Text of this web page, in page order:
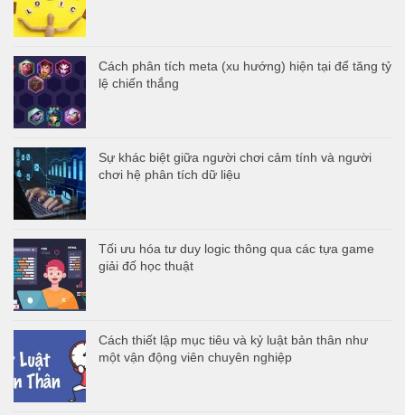
Cách phân tích meta (xu hướng) hiện tại để tăng tỷ
lệ chiến thắng
Sự khác biệt giữa người chơi cảm tính và người
chơi hệ phân tích dữ liệu
Tối ưu hóa tư duy logic thông qua các tựa game
giải đố học thuật
Cách thiết lập mục tiêu và kỷ luật bản thân như
một vận động viên chuyên nghiệp